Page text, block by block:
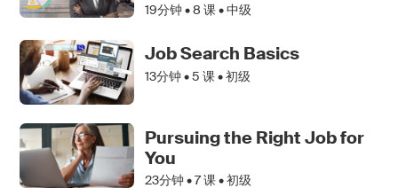
19分钟 •8 课 • 中级
Job Search Basics
13分钟 •5 课 • 初级
Pursuing the Right Job for
You
23分钟 •7课 • 初级